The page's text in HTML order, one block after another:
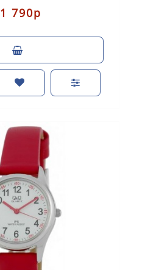
1 790р